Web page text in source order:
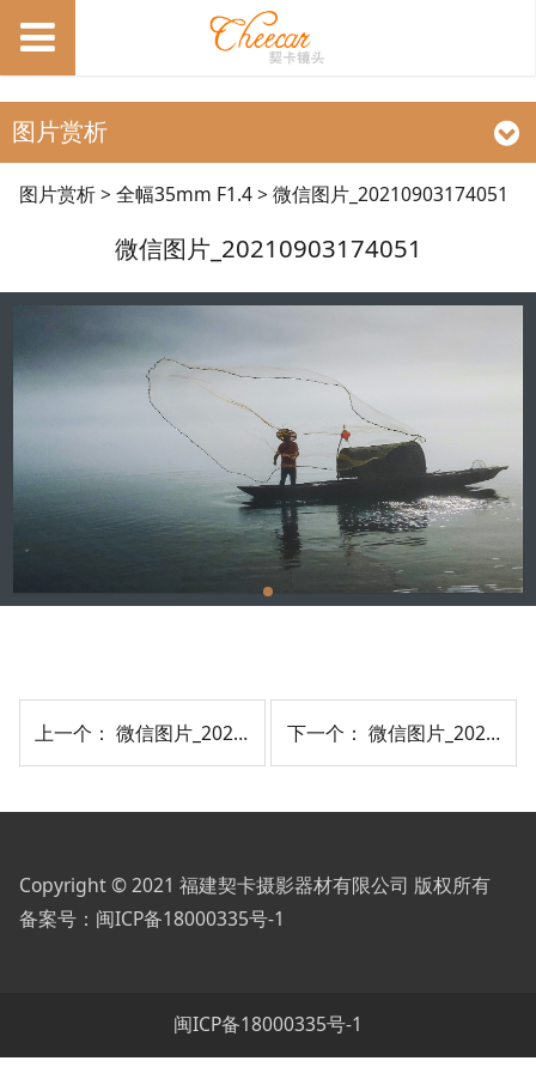
图片赏析
微信图片
_20210903174051
图片赏析>全幅35mm F1.4>微信图片_20210903174051
微信图片_20210903174051
上一个：微信图片_20210903174121 下一个： 微信图片_20210903174116
Copyright © 2021 福建契卡摄影器材有限公司 版权所有
备案号： 闽ICP备18000335号-1
闽ICP备18000335号-1